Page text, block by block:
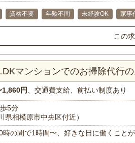
資格不要 年齢不問 未経験OK 家事
この
マンションでのお掃除代行
1,860円 、交通費支給、前払い制度あり
5分
県相模原市中央区付近）
時の間で1時間〜、好きな日に働くこと